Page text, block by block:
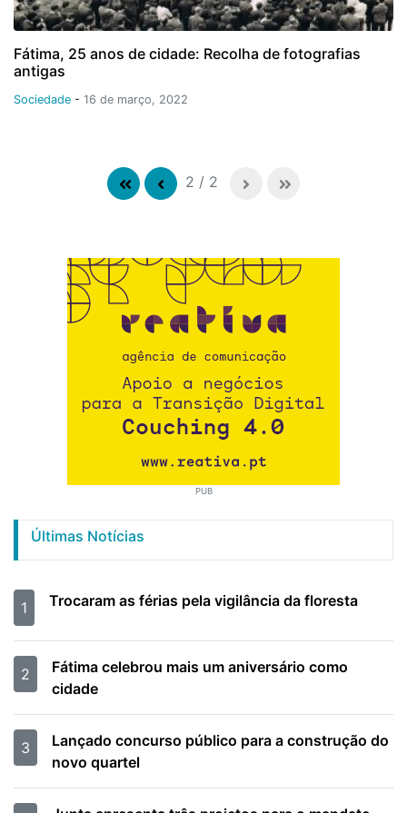
Fátima, 25 anos de cidade: Recolha de fotografias
antigas
Sociedade - 16 de março, 2022
2 / 2
PUB
Últimas Notícias
1 Trocaram as férias pela vigilância da floresta
2
Fátima celebrou mais um aniversário como
cidade
3
Lançado concurso público para a construção do
novo quartel